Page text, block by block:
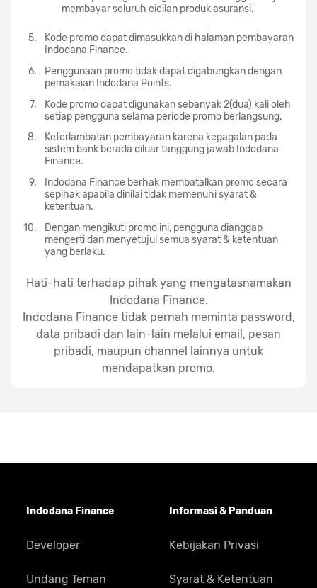
membayar seluruh cicilan produk asuransi.
Kode promo dapat dimasukkan di halaman pembayaran
Indodana Finance.
Penggunaan promo tidak dapat digabungkan dengan
pemakaian Indodana Points.
Kode promo dapat digunakan sebanyak 2(dua) kali oleh
setiap pengguna selama periode promo berlangsung.
Keterlambatan pembayaran karena kegagalan pada
sistem bank berada diluar tanggung jawab Indodana
Finance.
Indodana Finance berhak membatalkan promo secara
sepihak apabila dinilai tidak memenuhi syarat &
ketentuan.
Dengan mengikuti promo ini, pengguna dianggap
mengerti dan menyetujui semua syarat & ketentuan
yang berlaku.
Hati-hati terhadap pihak yang mengatasnamakan
Indodana Finance.
Indodana Finance tidak pernah meminta password,
data pribadi dan lain-lain melalui email, pesan
pribadi, maupun channel lainnya untuk
mendapatkan promo.
Indodana Finance
Developer
Undang Teman
Informasi & Panduan
Kebijakan Privasi
Syarat & Ketentuan